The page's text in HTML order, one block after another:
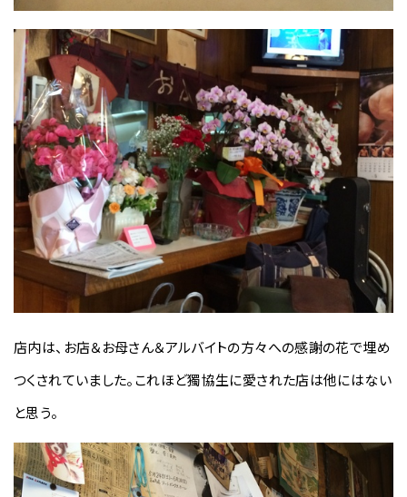
店内は、お店＆お母さん＆アルバイトの方々への感謝の花で埋め
つくされていました。これほど獨協生に愛された店は他にはない
と思う。